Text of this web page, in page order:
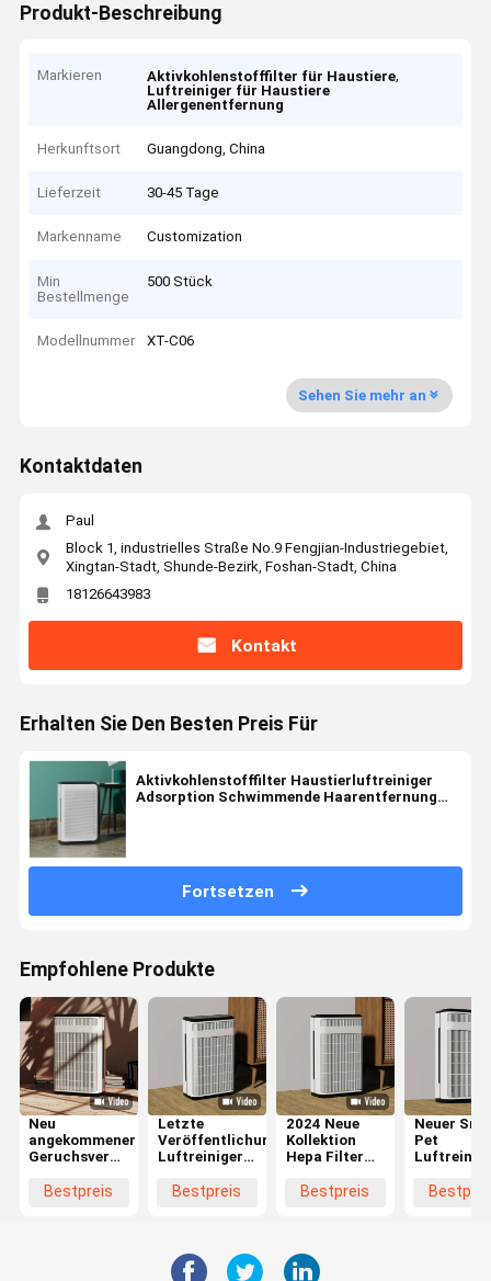
Produkt-Beschreibung
Markieren Aktivkohlenstofffilter für Haustiere,
Luftreiniger für Haustiere
Allergenentfernung
Herkunftsort Guangdong, China
Lieferzeit 30-45 Tage
Markenname Customization
Min
Bestellmenge
500 Stück
Modellnummer XT-C06
Sehen Sie mehr an
Kontaktdaten
Paul
Block 1, industrielles Straße No.9 Fengjian-Industriegebiet,
Xingtan-Stadt, Shunde-Bezirk, Foshan-Stadt, China
18126643983
Kontakt
Erhalten Sie Den Besten Preis Für
Aktivkohlenstofffilter Haustierluftreiniger
Adsorption Schwimmende Haarentfernung
Fortsetzen
Empfohlene Produkte
Neu
angekommener
Geruchsvernichter
Haustierluftreiniger
Bestpreis
Letzte
Veröffentlichungen
Luftreiniger
Adsorption
Entfernen
Geruch
Bestpreis
2024 Neue
Kollektion
Hepa Filter
Haustier
Bestpreis
Neuer
Pet
Steuerung